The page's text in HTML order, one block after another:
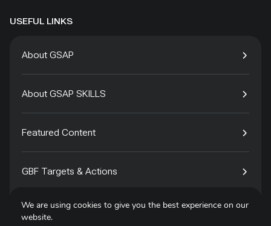
USEFUL LINKS
About GSAP
About GSAP SKILLS
Featured Content
GBF Targets & Actions
Tech4Species
We are using cookies to give you the best experience on our
website.